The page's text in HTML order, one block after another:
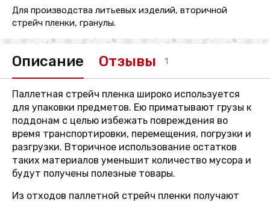
Для производства литьевых изделий, вторичной
стрейч пленки, гранулы.
Описание Отзывы 1
Паллетная стрейч пленка широко используется
для упаковки предметов. Ею приматывают грузы к
поддонам с целью избежать повреждения во
время транспортировки, перемещения, погрузки и
разгрузки. Вторичное использование остатков
таких материалов уменьшит количество мусора и
будут получены полезные товары.
Из отходов паллетной стрейч пленки получают